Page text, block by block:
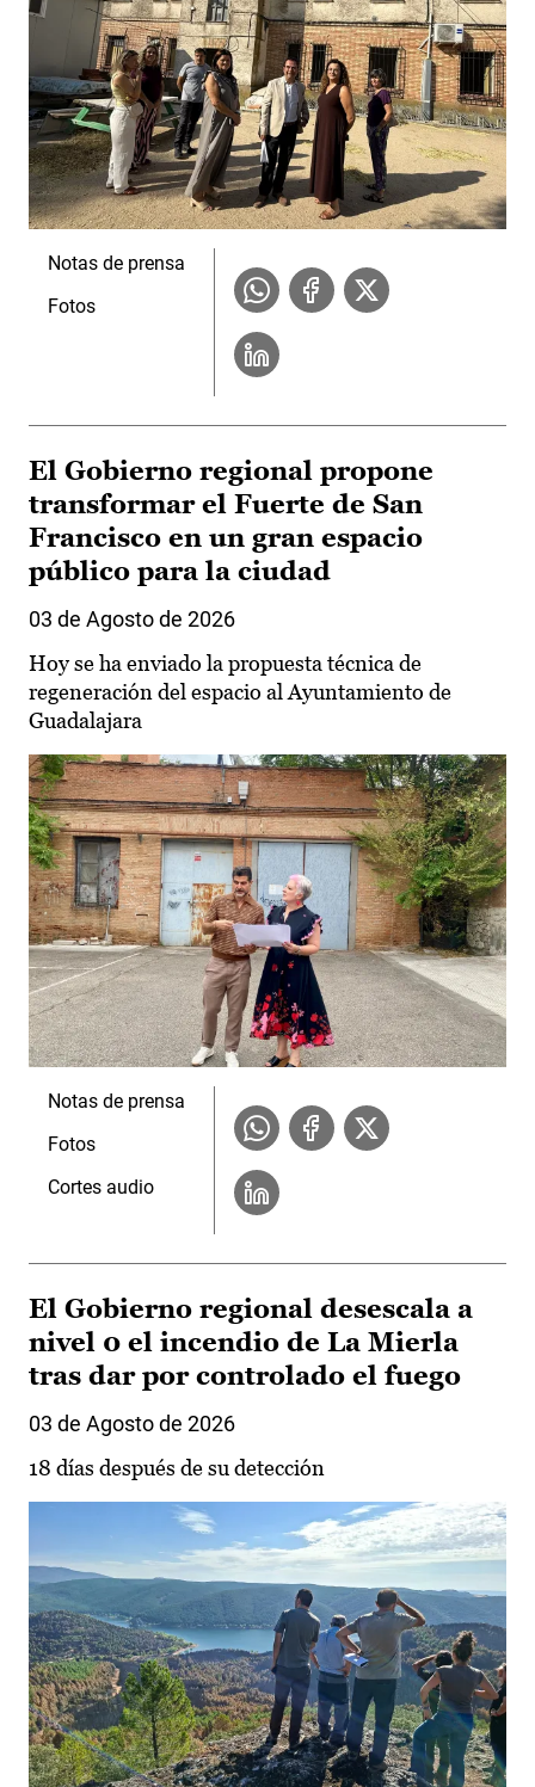
Notas de prensa
Fotos
El Gobierno regional propone
transformar el Fuerte de San
Francisco en un gran espacio
público para la ciudad
03 de Agosto de 2026
Hoy se ha enviado la propuesta técnica de
regeneración del espacio al Ayuntamiento de
Guadalajara
Notas de prensa
Fotos
Cortes audio
El Gobierno regional desescala a
nivel 0 el incendio de La Mierla
tras dar por controlado el fuego
03 de Agosto de 2026
18 días después de su detección